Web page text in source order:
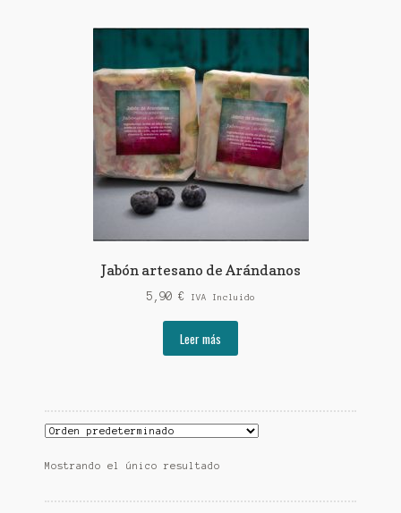
Jabón artesano de Arándanos
5,90 € IVA Incluido
Leer más
Mostrando el único resultado